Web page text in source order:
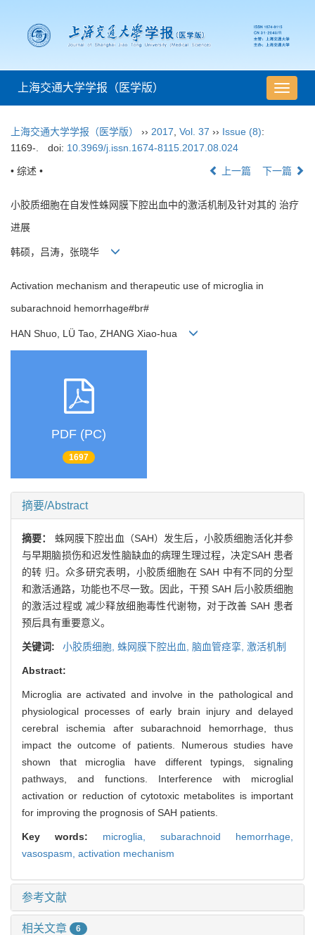
导
航
上海交通大学学报（医学版）
上海交通大学学报（医学版） ›› 2017 Vol. 37 ›› Issue (8):
1169-.
doi: 10.3969/j.issn.1674-8115.2017.08.024
• 综述 • 上一篇 下一篇
小胶质细胞在自发性蛛网膜下腔出血中的激活机制及针对其的 治疗
进展
韩硕，吕涛，张晓华
Activation mechanism and therapeutic use of microglia in
subarachnoid hemorrhage#br#
HAN Shuo, LÜ Tao, ZHANG Xiao-hua
PDF (PC)
1697
摘要/Abstract
摘要： 蛛网膜下腔出血（SAH）发生后，小胶质细胞活化并参
与早期脑损伤和迟发性脑缺血的病理生理过程，决定SAH 患者
的转 归。众多研究表明，小胶质细胞在 SAH 中有不同的分型
和激活通路，功能也不尽一致。因此，干预 SAH 后小胶质细胞
的激活过程或 减少释放细胞毒性代谢物，对于改善 SAH 患者
预后具有重要意义。
关键词: 小胶质细胞, 蛛网膜下腔出血, 脑血管痉挛, 激活机制
Abstract:
Microglia are activated and involve in the pathological and
physiological processes of early brain injury and delayed
cerebral ischemia after subarachnoid hemorrhage, thus
impact the outcome of patients. Numerous studies have
shown that microglia have different typings, signaling
pathways, and functions. Interference with microglial
activation or reduction of cytotoxic metabolites is important
for improving the prognosis of SAH patients.
Key words: microglia, subarachnoid hemorrhage,
vasospasm, activation mechanism
参考文献
相关文章 6